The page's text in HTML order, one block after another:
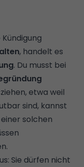
, handelt es
. Du musst bei
etwa weil
sind, kannst
einer solchen
Sie dürfen nicht